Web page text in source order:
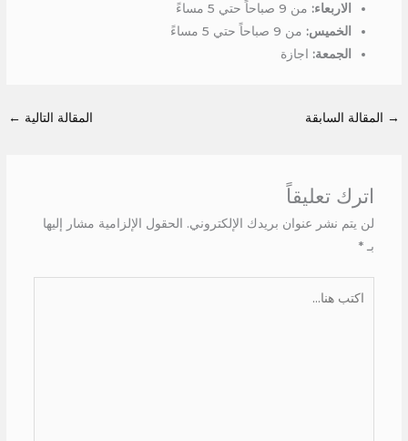
الاربعاء: من 9 صباحاً حتي 5 مساءً
الخميس: من 9 صباحاً حتي 5 مساءً
الجمعة: اجازة
→ المقالة السابقة المقالة التالية ←
اترك تعليقاً
لن يتم نشر عنوان بريدك الإلكتروني. الحقول الإلزامية مشار إليها
بـ *